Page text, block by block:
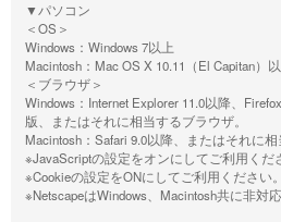
▼パソコン
＜OS＞
Windows：Windows 7以上
Macintosh：Mac OS X 10.11（El Capitan）
＜ブラウザ＞
Windows：Internet Explorer 11.0以降、
版、またはそれに相当するブラウザ。
Macintosh：Safari 9.0以降、またはそれに相
※JavaScriptの設定をオンにしてご利用くだ
※Cookieの設定をONにしてご利用ください。
※NetscapeはWindows、Macintosh共に非対応